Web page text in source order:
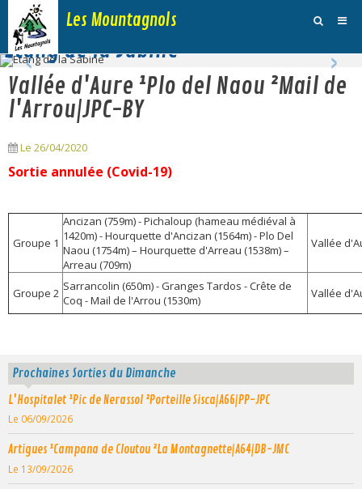
Les Mountagnols
Activités
Agenda
Adhésions et Club
Galerie Vidéos
Sites
Etang de la Sabine
‹ ›
Vallée d'Aure ¹Plo del Naou ²Mail de
l'Arrou|JPC-BY
Le 26/04/2020
Sortie annulée (Covid-19)
Groupe 1
Ancizan (759m) - Pichaloup (hameau médiéval à
1420m) - Hourquette d'Ancizan (1564m) - Plo Del
Naou (1754m) – Hourquette d'Arreau (1538m) –
Arreau (709m)
Vallée
Groupe 2 Sarrancolin (650m) - Granges Tardos - Crête de
Coq - Mail de l'Arrou (1530m)
Vallée
Prochaines Sorties du Dimanche
L'Hospitalet ¹Pic de Nerassol ²Porteille Sisca|A66|PP-JPC
Le 06/09/2026
Artigues ¹Campana de Cloutou ²La Montagnette|A64|DB-JMC
Le 13/09/2026